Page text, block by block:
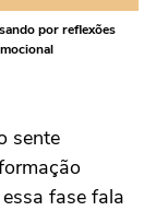
por reflexões
sente
fase fala